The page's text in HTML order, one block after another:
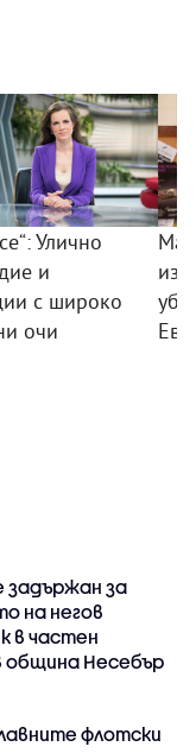
Улично
и
с широко
очи
задържан за
на негов
в частен
община Несебър
флотски